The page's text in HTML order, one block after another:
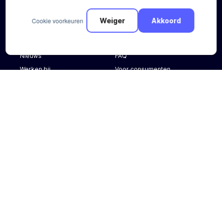
Cookie voorkeuren Akkoord
Weiger
Nieuws
Werken bij
FAQ
Voor consumenten